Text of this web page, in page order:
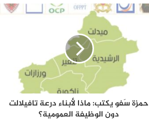
حمزة سَفو يكتب: ماذا لأبناء درعة تافيلالت
دون الوظيفة العمومية؟